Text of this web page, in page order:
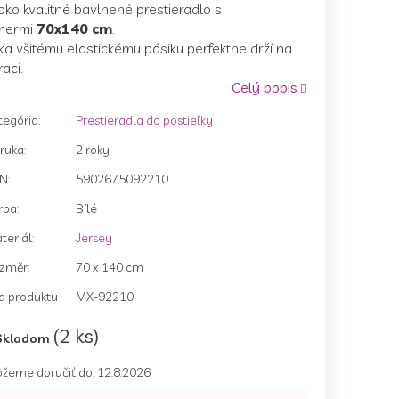
kvalitné bavlnené prestieradlo s
70x140 cm.
všitému elastickému pásiku perfektne drží na
Celý popis
:
Prestieradla do postieľky
:
2 roky
:
5902675092210
:
Bílé
:
Jersey
:
70 x 140 cm
produktu
MX-92210
(2 ks)
doručiť do: 12.8.2026